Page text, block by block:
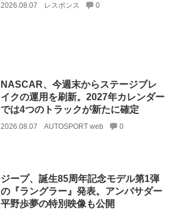
2026.08.07 レスポンス 0
NASCAR、今週末からステージブレ
イクの運用を刷新。2027年カレンダー
では4つのトラックが新たに確定
2026.08.07 AUTOSPORT web 0
ジープ、誕生85周年記念モデル第1弾
の『ラングラー』発表。アンバサダー
平野歩夢の特別映像も公開